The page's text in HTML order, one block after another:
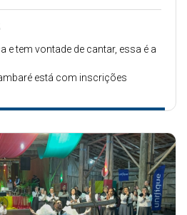
e tem vontade de cantar, essa é a
está com inscrições